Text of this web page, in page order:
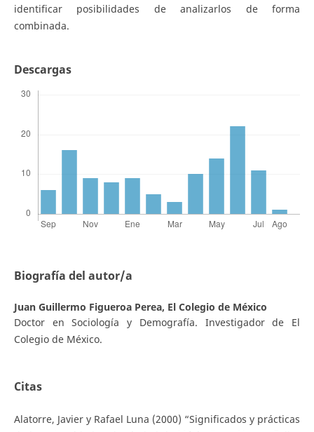
identificar posibilidades de analizarlos de forma
combinada.
Descargas
Biografía del autor/a
Juan Guillermo Figueroa Perea, El Colegio de México
Doctor en Sociología y Demografía. Investigador de El
Colegio de México.
Citas
Alatorre, Javier y Rafael Luna (2000) “Significados y prácticas